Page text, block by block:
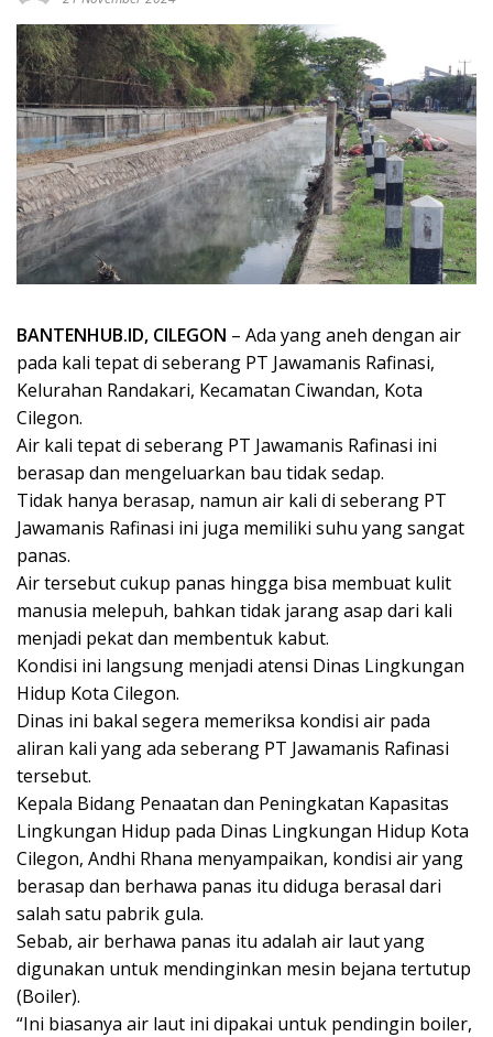
BANTENHUB.ID, CILEGON – Ada yang aneh dengan air
pada kali tepat di seberang PT Jawamanis Rafinasi,
Kelurahan Randakari, Kecamatan Ciwandan, Kota
Cilegon.
Air kali tepat di seberang PT Jawamanis Rafinasi ini
berasap dan mengeluarkan bau tidak sedap.
Tidak hanya berasap, namun air kali di seberang PT
Jawamanis Rafinasi ini juga memiliki suhu yang sangat
panas.
Air tersebut cukup panas hingga bisa membuat kulit
manusia melepuh, bahkan tidak jarang asap dari kali
menjadi pekat dan membentuk kabut.
Kondisi ini langsung menjadi atensi Dinas Lingkungan
Hidup Kota Cilegon.
Dinas ini bakal segera memeriksa kondisi air pada
aliran kali yang ada seberang PT Jawamanis Rafinasi
tersebut.
Kepala Bidang Penaatan dan Peningkatan Kapasitas
Lingkungan Hidup pada Dinas Lingkungan Hidup Kota
Cilegon, Andhi Rhana menyampaikan, kondisi air yang
berasap dan berhawa panas itu diduga berasal dari
salah satu pabrik gula.
Sebab, air berhawa panas itu adalah air laut yang
digunakan untuk mendinginkan mesin bejana tertutup
(Boiler).
“Ini biasanya air laut ini dipakai untuk pendingin boiler,